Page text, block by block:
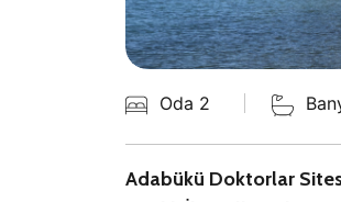
Oda 2
Adabükü Doktorlar